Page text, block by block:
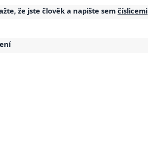
že jste člověk a napište semčíslicemi